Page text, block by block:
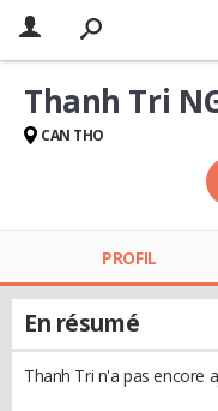
Thanh Tri
CAN THO
PROFIL
En résumé
Thanh Tri n'a pas encore